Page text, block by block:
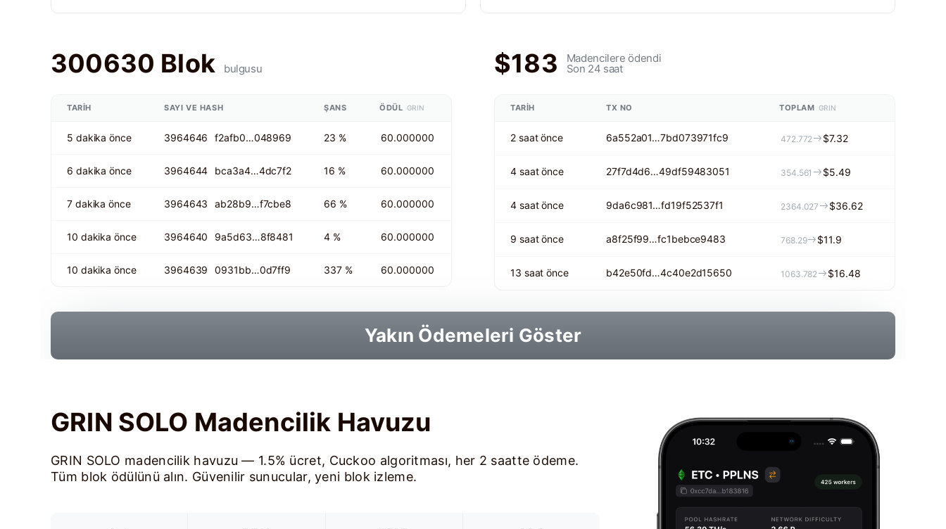
300630 Blok bulgusu
TARIH SAYI VE HASH ŞANS ÖDÜL GRIN
5 dakika önce 3964646 f2afb0…048969 23 % 60.000000
6 dakika önce 3964644 bca3a4…4dc7f2 16 % 60.000000
7 dakika önce 3964643 ab28b9…f7cbe8 66 % 60.000000
10 dakika önce 3964640 9a5d63…8f8481 4 % 60.000000
10 dakika önce 3964639 0931bb…0d7ff9 337 % 60.000000
$183 Madencilere ödendi
Son 24 saat
TARIH TX NO TOPLAM GRIN
2 saat önce 6a552a01…7bd073971fc9 472.772 $7.32
4 saat önce 27f7d4d6…49df59483051 354.561 $5.49
4 saat önce 9da6c981…fd19f52537f1 2364.027 $36.62
9 saat önce a8f25f99…fc1bebce9483 768.29 $11.9
13 saat önce b42e50fd…4c40e2d15650 1063.782 $16.48
Yakın Ödemeleri Göster
GRIN SOLO Madencilik Havuzu
GRIN SOLO madencilik havuzu — 1.5% ücret, Cuckoo algoritması, her 2 saatte ödeme.
Tüm blok ödülünü alın. Güvenilir sunucular, yeni blok izleme.